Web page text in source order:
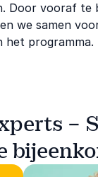
Door vooraf
we samen
het programma.
–